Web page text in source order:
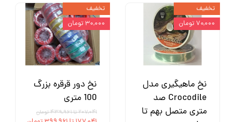
نخ ماهیگیری مدل
Crocodile صد
متری متصل بهم تا
تخفیف
۷۰,۰۰۰ تومان
نخ دور قرقره بزرگ
100 متری
۲۰۷,۰۴۱ تا ۴۳۹,۹۶۱ تومان
تخفیف
۳۰,۰۰۰ تومان